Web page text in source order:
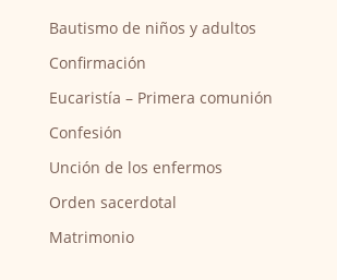
Bautismo de niños y adultos
Confirmación
Eucaristía – Primera comunión
Confesión
Unción de los enfermos
Orden sacerdotal
Matrimonio